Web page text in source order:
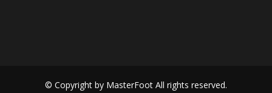
© Copyright by MasterFoot All rights reserved.